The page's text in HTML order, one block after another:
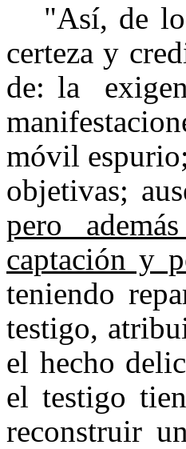
"Así, de
certeza y
de: la
móvil
objetivas;
pero
captación y
teniendo
testigo,
el hecho
el testigo
reconstruir